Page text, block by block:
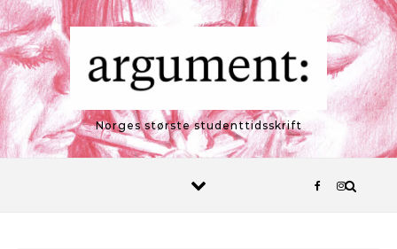
Skip to content
Norges største studenttidsskrift